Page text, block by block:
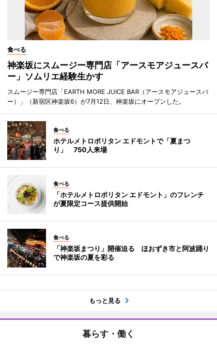
食べる
神楽坂にスムージー専門店「アースモアジュースバ
ー」ソムリエ経験生かす
スムージー専門店「EARTH MORE JUICE BAR（アースモアジュースバ
ー）」（新宿区神楽坂6）が7月12日、神楽坂にオープンした。
食べる
ホテルメトロポリタン エドモントで「夏まつ
り」 750人来場
食べる
「ホテルメトロポリタン エドモント」のフレンチ
が夏限定コース提供開始
食べる
「神楽坂まつり」開催迫る ほおずき市と阿波踊り
で神楽坂の夏を彩る
もっと見る
暮らす・働く